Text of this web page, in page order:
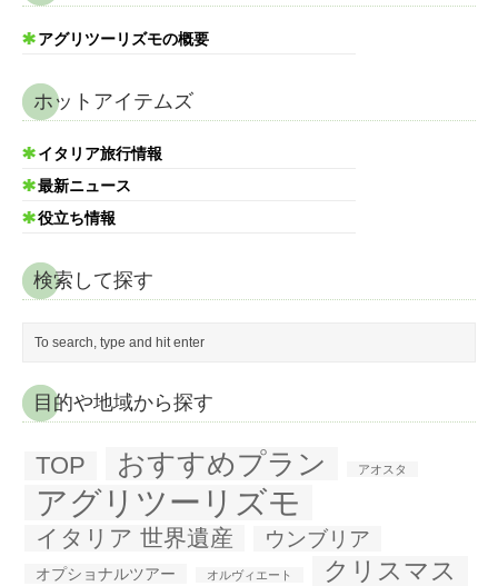
アグリツーリズモの概要
ホットアイテムズ
イタリア旅行情報
最新ニュース
役立ち情報
検索して探す
目的や地域から探す
TOP おすすめプラン アオスタ
アグリツーリズモ
イタリア 世界遺産 ウンブリア
オプショナルツアー オルヴィエート クリスマス